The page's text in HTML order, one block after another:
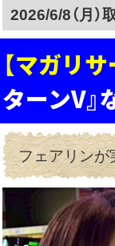
2026/6/8（月）
【マガリサ
ターンV』
フェアリンが